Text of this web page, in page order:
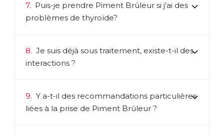
7. Puis-je prendre Piment Brûleur si j'ai des
problèmes de thyroïde?
8. Je suis déjà sous traitement, existe-t-il des
interactions ?
9. Y a-t-il des recommandations particulières
liées à la prise de Piment Brûleur ?